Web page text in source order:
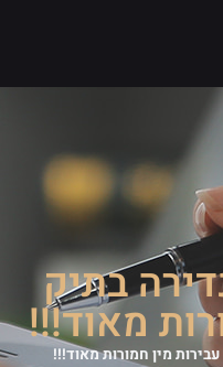
בתיק
מאוד!!!
מין חמורות מאוד!!!